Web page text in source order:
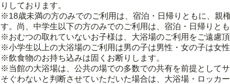
りしております。
※18歳未満の方のみでのご利用は、宿泊・日帰りともに、親
す。尚、中学生以下の方のみでのご利用は、宿泊・日帰りと
※おむつの取れていないお子様は、大浴場のご利用をご遠慮頂
※小学生以上の大浴場のご利用は男の子は男性・女の子は女
※飲食物のお持ち込みは固くお断りします。
※当館の大浴場は、公共の場での多数での共有を前提として
そぐわないと判断させていただいた場合は、大浴場・ロッカ